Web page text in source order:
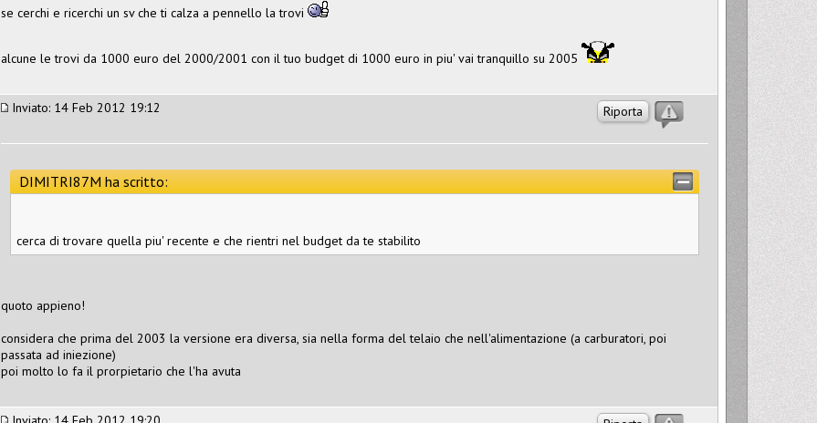
se cerchi e ricerchi un sv che ti calza a pennello la trovi
alcune le trovi da 1000 euro del 2000/2001 con il tuo budget di 1000 euro in piu' vai tranquillo su 2005
Riporta
Inviato: 14 Feb 2012 19:12
DIMITRI87M ha scritto:
cerca di trovare quella piu' recente e che rientri nel budget da te stabilito
quoto appieno!
considera che prima del 2003 la versione era diversa, sia nella forma del telaio che nell'alimentazione (a carburatori, poi
passata ad iniezione)
poi molto lo fa il prorpietario che l'ha avuta